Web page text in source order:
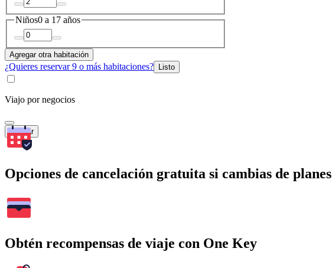
Niños0 a 17 años
Agregar otra habitación
¿Quieres reservar 9 o más habitaciones? Listo
Viajo por negocios
Buscar
Opciones de cancelación gratuita si cambias de planes
Obtén recompensas de viaje con One Key